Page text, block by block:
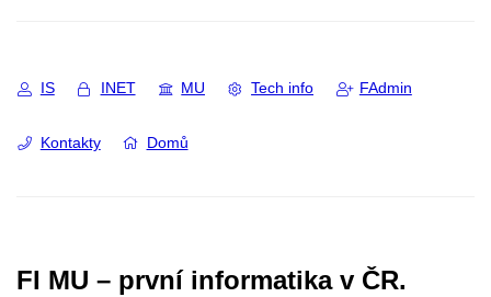
IS INET MU Tech info FAdmin
Kontakty Domů
FI MU – první informatika v ČR.